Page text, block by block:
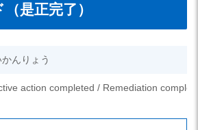
是正完了）
んりょう
action completed / Remediation